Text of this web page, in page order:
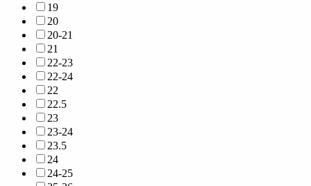
19
20
20-21
21
22-23
22-24
22
22.5
23
23-24
23.5
24
24-25